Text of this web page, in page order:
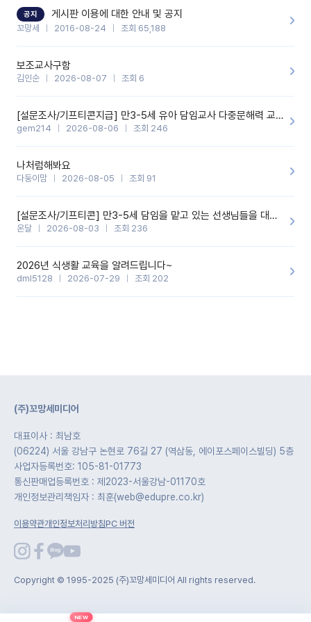
기능을 개발해 주셔서 감사합니다.
공지 게시판 이용에 대한 안내 및 공지
꼬망세 2016-08-24 조회 65,188
보조교사구함
김인순 2026-08-07 조회 6
[설문조사/기프티콘지급] 만3-5세 유아 담임교사 다중문해력 교육 증진을 위한 설문조사
gem214 2026-08-06 조회 246
나처럼해봐요
다둥이맘 2026-08-05 조회 91
[설문조사/기프티콘] 만3-5세 담임을 맡고 있는 선생님들을 대상으로 설문조사를 합니다!
온달 2026-08-03 조회 236
2026년 식생활 교육을 알려드립니다~
dml5128 2026-07-29 조회 202
(주)꼬망세미디어
대표이사 : 최남호
(06224) 서울 강남구 논현로 76길 27 (역삼동, 에이포스페이스빌딩) 5층
사업자등록번호: 105-81-01773
통신판매업등록번호 : 제2023-서울강남-01170호
개인정보관리책임자 : 최훈(web@edupre.co.kr)
이용약관개인정보처리방침PC 버전
Copyright © 1995-2025 (주)꼬망세미디어 All rights reserved.
NEW